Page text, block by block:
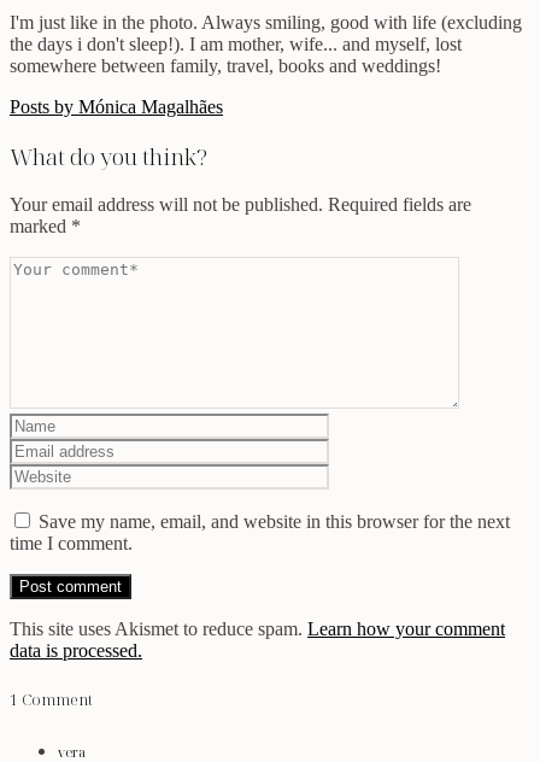
I'm just like in the photo. Always smiling, good with life (excluding
the days i don't sleep!). I am mother, wife... and myself, lost
somewhere between family, travel, books and weddings!
Posts by Mónica Magalhães
What do you think?
Your email address will not be published. Required fields are
marked *
Save my name, email, and website in this browser for the next
time I comment.
This site uses Akismet to reduce spam. Learn how your comment
data is processed.
1 Comment
vera